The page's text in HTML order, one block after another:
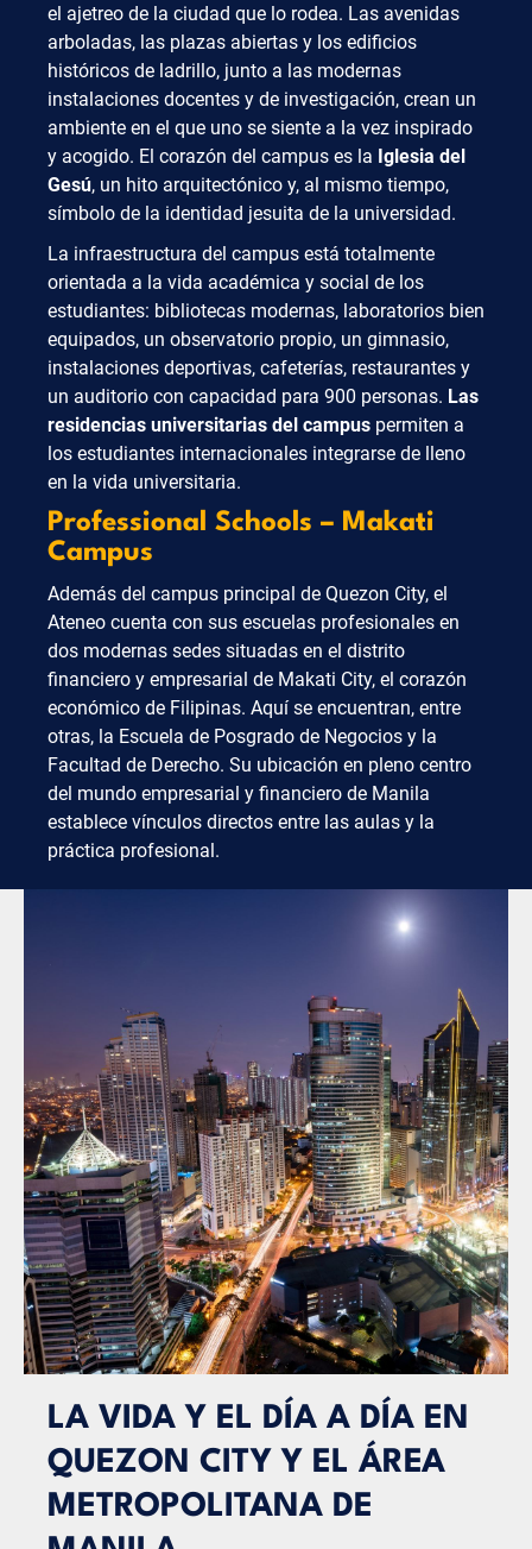
el ajetreo de la ciudad que lo rodea. Las avenidas
arboladas, las plazas abiertas y los edificios
históricos de ladrillo, junto a las modernas
instalaciones docentes y de investigación, crean un
ambiente en el que uno se siente a la vez inspirado
y acogido. El corazón del campus es la Iglesia del
Gesú, un hito arquitectónico y, al mismo tiempo,
símbolo de la identidad jesuita de la universidad.
La infraestructura del campus está totalmente
orientada a la vida académica y social de los
estudiantes: bibliotecas modernas, laboratorios bien
equipados, un observatorio propio, un gimnasio,
instalaciones deportivas, cafeterías, restaurantes y
un auditorio con capacidad para 900 personas. Las
residencias universitarias del campus permiten a
los estudiantes internacionales integrarse de lleno
en la vida universitaria.
Professional Schools – Makati
Campus
Además del campus principal de Quezon City, el
Ateneo cuenta con sus escuelas profesionales en
dos modernas sedes situadas en el distrito
financiero y empresarial de Makati City, el corazón
económico de Filipinas. Aquí se encuentran, entre
otras, la Escuela de Posgrado de Negocios y la
Facultad de Derecho. Su ubicación en pleno centro
del mundo empresarial y financiero de Manila
establece vínculos directos entre las aulas y la
práctica profesional.
LA VIDA Y EL DÍA A DÍA EN
QUEZON CITY Y EL ÁREA
METROPOLITANA DE